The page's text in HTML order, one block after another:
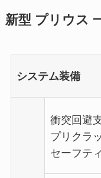
新型 プリウス
システム装備
衝突回避
プリクラ
セーフティ